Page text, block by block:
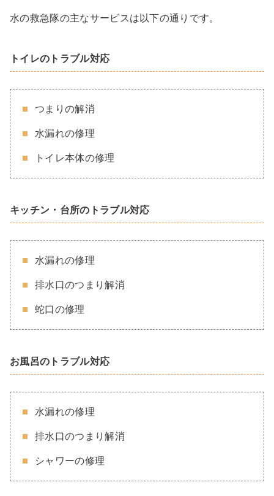
水の救急隊の主なサービスは以下の通りです。
トイレのトラブル対応
つまりの解消
水漏れの修理
トイレ本体の修理
キッチン・台所のトラブル対応
水漏れの修理
排水口のつまり解消
蛇口の修理
お風呂のトラブル対応
水漏れの修理
排水口のつまり解消
シャワーの修理